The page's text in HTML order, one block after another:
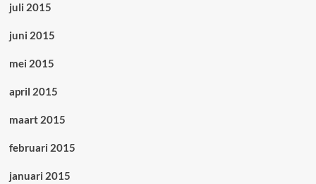
juli 2015
juni 2015
mei 2015
april 2015
maart 2015
februari 2015
januari 2015